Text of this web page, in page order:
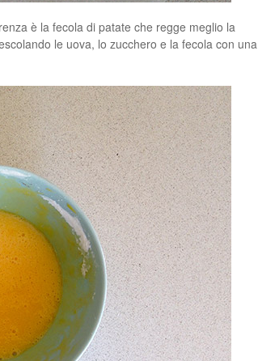
è la fecola di patate che regge meglio la
le uova, lo zucchero e la fecola con una